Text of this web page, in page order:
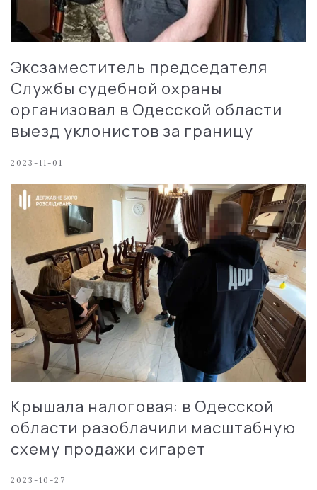
Эксзаместитель председателя
Службы судебной охраны
организовал в Одесской области
выезд уклонистов за границу
2023-11-01
Крышала налоговая: в Одесской
области разоблачили масштабную
схему продажи сигарет
2023-10-27